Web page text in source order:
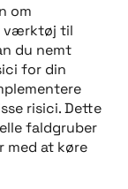
om
værktøj til
du nemt
for din
risici. Dette
faldgruber
med at køre